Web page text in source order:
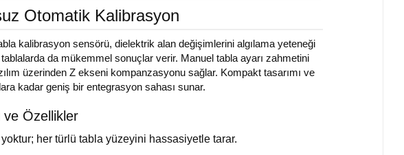
Otomatik Kalibrasyon
kalibrasyon sensörü, dielektrik alan değişimlerini algılama yeteneği
da mükemmel sonuçlar verir. Manuel tabla ayarı zahmetini
üzerinden Z ekseni kompanzasyonu sağlar. Kompakt tasarımı ve
kadar geniş bir entegrasyon sahası sunar.
ve Özellikler
her türlü tabla yüzeyini hassasiyetle tarar.